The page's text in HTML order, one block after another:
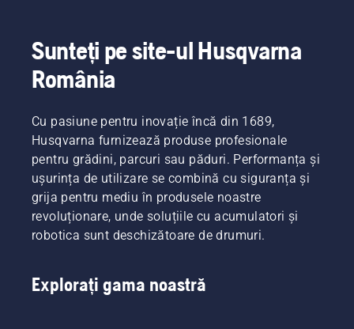
Sunteți pe site-ul Husqvarna
România
Cu pasiune pentru inovație încă din 1689,
Husqvarna furnizează produse profesionale
pentru grădini, parcuri sau păduri. Performanța și
ușurința de utilizare se combină cu siguranța și
grija pentru mediu în produsele noastre
revoluționare, unde soluțiile cu acumulatori și
robotica sunt deschizătoare de drumuri.
Explorați gama noastră